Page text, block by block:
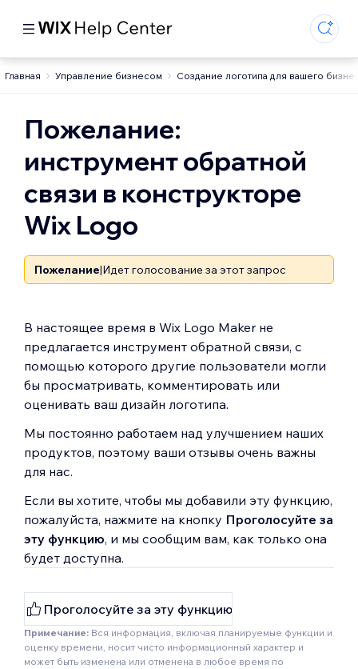
Главная Управление бизнесом Создание логотипа для вашего
Пожелание:
инструмент обратной
связи в конструкторе
Wix Logo
Пожелание|Идет голосование за этот запрос
В настоящее время в Wix Logo Maker не
предлагается инструмент обратной связи, с
помощью которого другие пользователи могли
бы просматривать, комментировать или
оценивать ваш дизайн логотипа.
Мы постоянно работаем над улучшением наших
продуктов, поэтому ваши отзывы очень важны
для нас.
Если вы хотите, чтобы мы добавили эту функцию,
пожалуйста, нажмите на кнопку Проголосуйте за
эту функцию, и мы сообщим вам, как только она
будет доступна.
Проголосуйте за эту функцию
Примечание: Вся информация, включая планируемые функции и
оценку времени, носит чисто информационный характер и
может быть изменена или отменена в любое время по